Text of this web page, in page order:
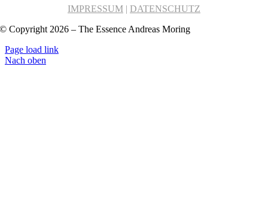
IMPRESSUM | DATENSCHUTZ
© Copyright 2026 – The Essence Andreas Moring
Page load link
Nach oben